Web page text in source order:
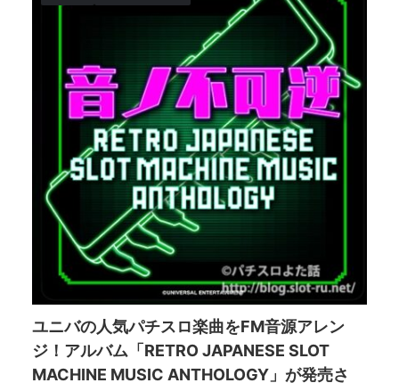
ユニバの人気パチスロ楽曲をFM音源アレン
ジ！アルバム「RETRO JAPANESE SLOT
MACHINE MUSIC ANTHOLOGY」が発売さ